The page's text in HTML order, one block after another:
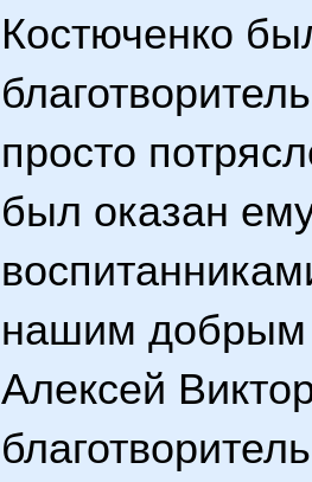
Костюченко
просто
был оказан
нашим добрым
Алексей